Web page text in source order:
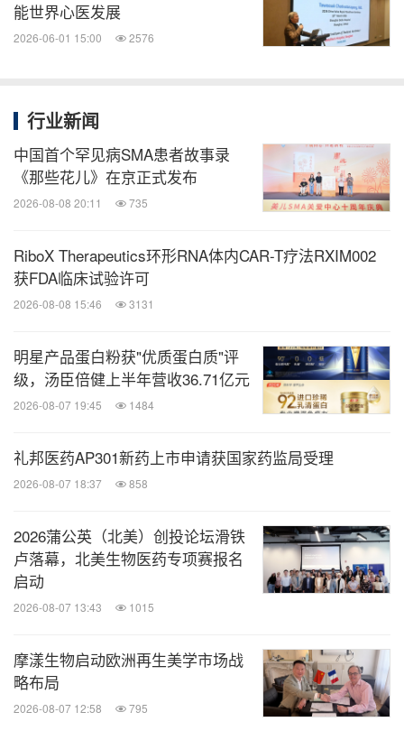
能世界心医发展
2026-06-01 15:00 2576
行业新闻
中国首个罕见病SMA患者故事录
《那些花儿》在京正式发布
2026-08-08 20:11 735
RiboX Therapeutics环形RNA体内CAR-T疗法RXIM002
获FDA临床试验许可
2026-08-08 15:46 3131
明星产品蛋白粉获"优质蛋白质"评
级，汤臣倍健上半年营收36.71亿元
2026-08-07 19:45 1484
礼邦医药AP301新药上市申请获国家药监局受理
2026-08-07 18:37 858
2026蒲公英（北美）创投论坛滑铁
卢落幕，北美生物医药专项赛报名
启动
2026-08-07 13:43 1015
摩漾生物启动欧洲再生美学市场战
略布局
2026-08-07 12:58 795